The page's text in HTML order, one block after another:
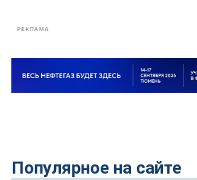
РЕКЛАМА
Популярное на сайте